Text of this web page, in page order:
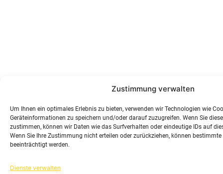
Zustimmung verwalten
Um Ihnen ein optimales Erlebnis zu bieten, verwenden wir Technologien wie
Geräteinformationen zu speichern und/oder darauf zuzugreifen. Wenn Sie
zustimmen, können wir Daten wie das Surfverhalten oder eindeutige IDs auf
Wenn Sie Ihre Zustimmung nicht erteilen oder zurückziehen, können
beeinträchtigt werden.
Dienste verwalten